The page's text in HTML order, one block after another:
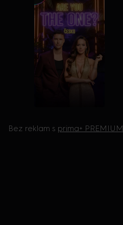
Bez reklam s prima+ PREMIUM